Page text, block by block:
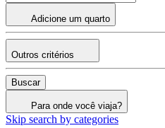
Adicione um quarto
Outros critérios
Buscar
Para onde você viaja?
Skip search by categories